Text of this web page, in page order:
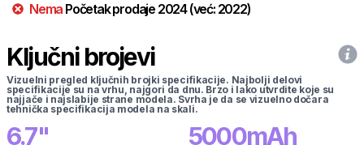
Nema Početak prodaje 2024(već: 2022)
Ključni brojevi
Vizuelni pregled ključnih brojki specifikacije. Najbolji delovi
specifikacije su na vrhu, najgori da dnu. Brzo i lako utvrdite koje su
najjače i najslabije strane modela. Svrha je da se vizuelno dočara
tehnička specifikacija modela na skali.
6.7" 5000mAh